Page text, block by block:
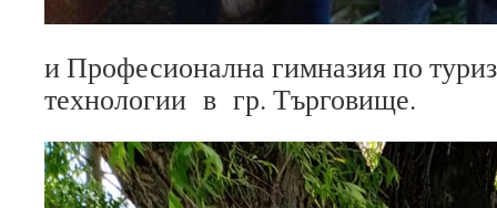
и Професионална гимназия по
технологии в гр. Търговище.